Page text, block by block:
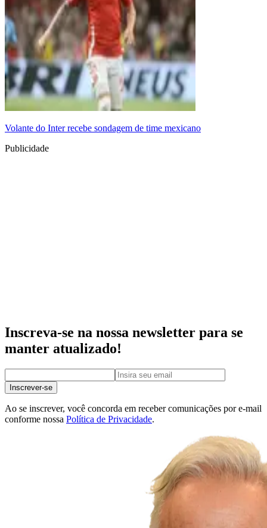
Volante do Inter recebe sondagem de time mexicano
Publicidade
Inscreva-se na nossa newsletter para se
manter atualizado!
Inscrever-se
Ao se inscrever, você concorda em receber comunicações por e-mail
conforme nossa Política de Privacidade.